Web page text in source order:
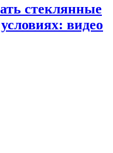
стеклянные
видео